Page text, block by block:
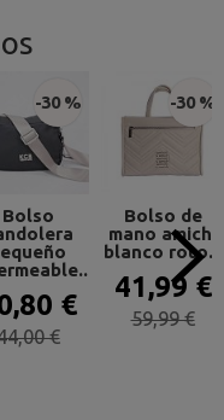
-30 %
Bolso
€
€
-30 %
Bolso de
mano amichi
blanco roto...
41,99 €
59,99 €